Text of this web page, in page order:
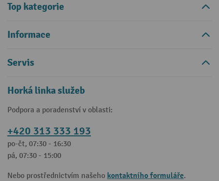
Top kategorie
Informace
Servis
Horká linka služeb
Podpora a poradenství v oblasti:
+420 313 333 193
po-čt, 07:30 - 16:30
pá, 07:30 - 15:00
Nebo prostřednictvím našeho kontaktního formuláře.